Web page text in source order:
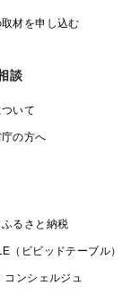
）に保管して
さな穴をあけ、
凍保存が可能で
材を申し込む
談
いて
の方へ
るさと納税
（ビビッドテーブル）
コンシェルジュ